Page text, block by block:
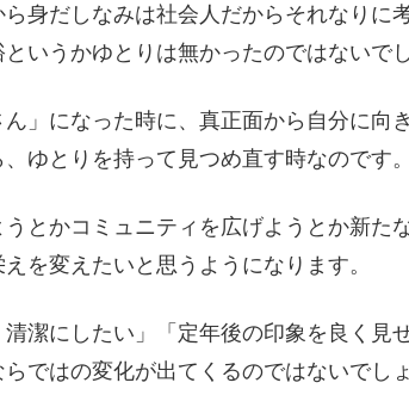
身だしなみは社会人だからそれなりに
いうかゆとりは無かったのではないでし
」になった時に、真正面から自分に向
ゆとりを持って見つめ直す時なのです。
とかコミュニティを広げようとか新た
を変えたいと思うようになります。
清潔にしたい」「定年後の印象を良く見
ではの変化が出てくるのではないでしょ